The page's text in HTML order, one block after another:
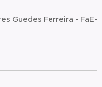
Guedes Ferreira - FaE-